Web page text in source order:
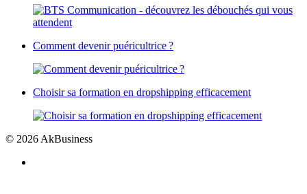
Comment devenir puéricultrice ?
Choisir sa formation en dropshipping efficacement
© 2026 AkBusiness